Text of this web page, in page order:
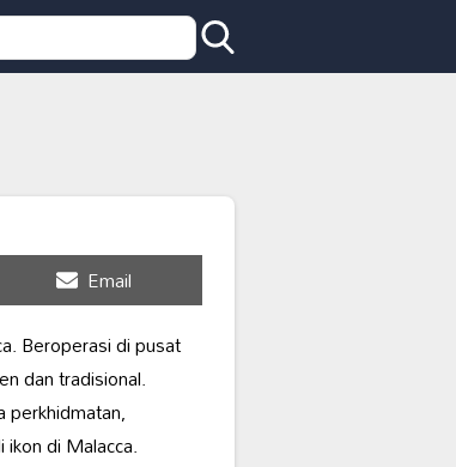
Share
on
Email
Beroperasi di pusat
dan tradisional.
perkhidmatan,
di Malacca.